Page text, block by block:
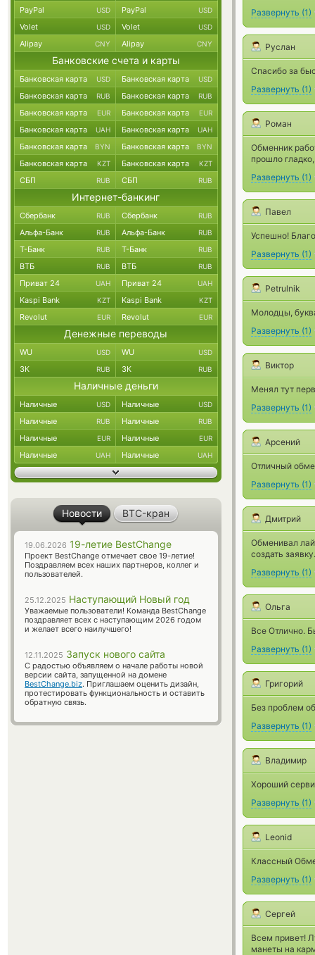
Развернуть (1)
Руслан
Спасибо за
Развернуть (1)
Роман
Обменник
прошло
Развернуть (1)
Павел
Успешно!
Развернуть (1)
Petrulnik
Молодцы,
Развернуть (1)
Виктор
Менял тут
Развернуть (1)
Арсений
Отличный
Развернуть (1)
Дмитрий
Обменивал
создать
Развернуть (1)
Ольга
Все Отлично.
Развернуть (1)
Григорий
Без проблем
Развернуть (1)
Владимир
Хороший
Развернуть (1)
Leonid
Классный
Развернуть (1)
Сергей
Всем привет!
манеты на
PayPal USD PayPal USD
Volet USD Volet USD
Alipay CNY Alipay CNY
Банковские счета и карты
Банковская карта USD Банковская карта USD
Банковская карта RUB Банковская карта RUB
Банковская карта EUR Банковская карта EUR
Банковская карта UAH Банковская карта UAH
Банковская карта BYN Банковская карта BYN
Банковская карта KZT Банковская карта KZT
СБП RUB СБП RUB
Интернет-банкинг
Сбербанк RUB Сбербанк RUB
Альфа-Банк RUB Альфа-Банк RUB
Т-Банк RUB Т-Банк RUB
ВТБ RUB ВТБ RUB
Приват 24 UAH Приват 24 UAH
Kaspi Bank KZT Kaspi Bank KZT
Revolut EUR Revolut EUR
Денежные переводы
WU USD WU USD
ЗК RUB ЗК RUB
Наличные деньги
Наличные USD Наличные USD
Наличные RUB Наличные RUB
Наличные EUR Наличные EUR
Наличные UAH Наличные UAH
Новости BTC-кран
19.06.2026 19-летие BestChange
Проект BestChange отмечает свое 19-летие!
Поздравляем всех наших партнеров, коллег и
пользователей.
25.12.2025 Наступающий Новый год
Уважаемые пользователи! Команда BestChange
поздравляет всех с наступающим 2026 годом
и желает всего наилучшего!
12.11.2025 Запуск нового сайта
С радостью объявляем о начале работы новой
версии сайта, запущенной на домене
BestChange.biz. Приглашаем оценить дизайн,
протестировать функциональность и оставить
обратную связь.